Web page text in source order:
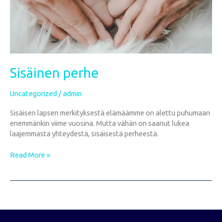
Sisäinen perhe
Uncategorized /admin
Sisäisen lapsen merkityksestä elämäämme on alettu puhumaan
enemmänkin viime vuosina. Mutta vähän on saanut lukea
laajemmasta yhteydestä, sisäisestä perheestä.
Read More »